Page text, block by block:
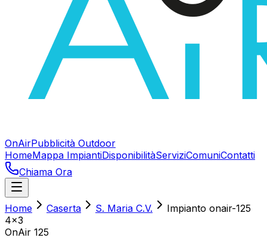
OnAirPubblicità Outdoor
HomeMappa ImpiantiDisponibilitàServiziComuniContatti
Chiama Ora
Home Caserta S. Maria C.V.
Impianto onair-125
4x3
OnAir 125